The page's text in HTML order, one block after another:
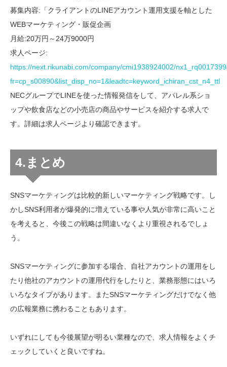
募集内容:「クライアントのLINEアカウント運用支援を軸とした
WEBマーケティング・販促企画
月給:20万円～24万9000円
求人ページ:
https://next.rikunabi.com/company/cmi1938924002/
fr=cp_s00890&list_disp_no=1&leadtc=keyword_ichiran_cst_n4_ttl
NECグループでLINEを使った情報発信をして、アパレル系ショ
ップや飲食店などの小売店の商品やサービスを紹介する求人で
す。詳細は求人ページより確認できます。
4.まとめ
SNSマーケティングは比較的新しいマーケティング戦略です。し
かしSNS利用者が爆発的に増えている事や人気が非常に高いこと
を考えると、今後この戦略は間違いなくより重視されるでしょ
う。
SNSマーケティングに参加する場合、自社アカウントの運用をし
たり他社のアカウントの運用代行をしたりと、業務形態にはいろ
いろなタイプがあります。またSNSマーケティングだけでなく他
の広報業務に携わることもあります。
いずれにしても今後展望が明るい業種なので、求人情報をよくチ
ェックしていくと良いですね。